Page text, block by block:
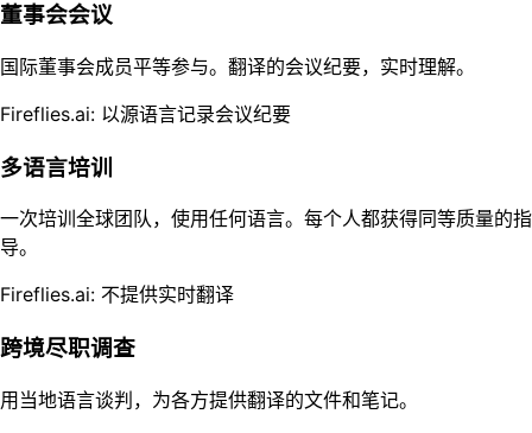
董事会会议
国际董事会成员平等参与。翻译的会议纪要，实时理解。
Fireflies.ai: 以源语言记录会议纪要
多语言培训
一次培训全球团队，使用任何语言。每个人都获得同等质量的指
导。
Fireflies.ai: 不提供实时翻译
跨境尽职调查
用当地语言谈判，为各方提供翻译的文件和笔记。